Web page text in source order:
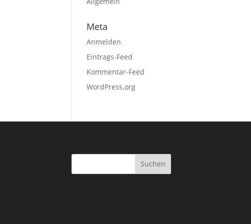
Meta
Anmelden
Eintrags-Feed
Kommentar-Feed
WordPress.org
Suchen